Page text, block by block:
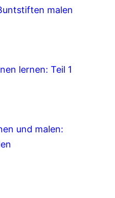
malen
lernen: Teil 1
und malen: